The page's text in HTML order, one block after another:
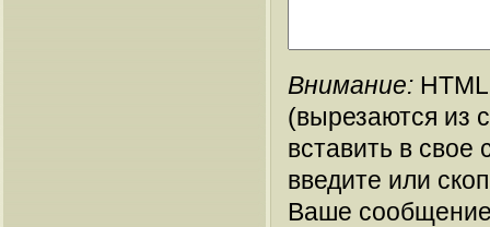
Внимание:
(вырезаются из
вставить в
введите или
Ваше